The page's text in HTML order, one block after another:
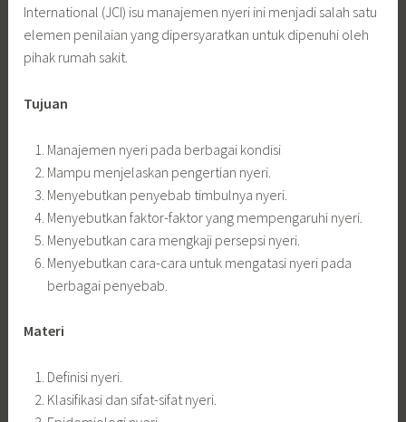
International (JCI) isu manajemen nyeri ini menjadi salah satu
elemen penilaian yang dipersyaratkan untuk dipenuhi oleh
pihak rumah sakit.
Tujuan
Manajemen nyeri pada berbagai kondisi
Mampu menjelaskan pengertian nyeri.
Menyebutkan penyebab timbulnya nyeri.
Menyebutkan faktor-faktor yang mempengaruhi nyeri.
Menyebutkan cara mengkaji persepsi nyeri.
Menyebutkan cara-cara untuk mengatasi nyeri pada
berbagai penyebab.
Materi
Definisi nyeri.
Klasifikasi dan sifat-sifat nyeri.